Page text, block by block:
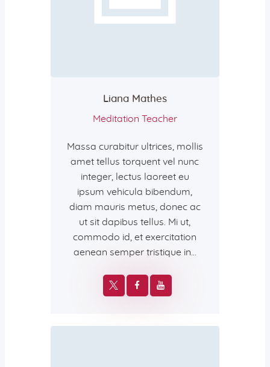
Liana Mathes
Meditation Teacher
Massa curabitur ultrices, mollis
amet tellus torquent vel nunc
integer, lectus laoreet eu
ipsum vehicula bibendum,
diam mauris metus, donec ac
ut sit dapibus tellus. Mi ut,
commodo id, et exercitation
aenean semper tristique in…